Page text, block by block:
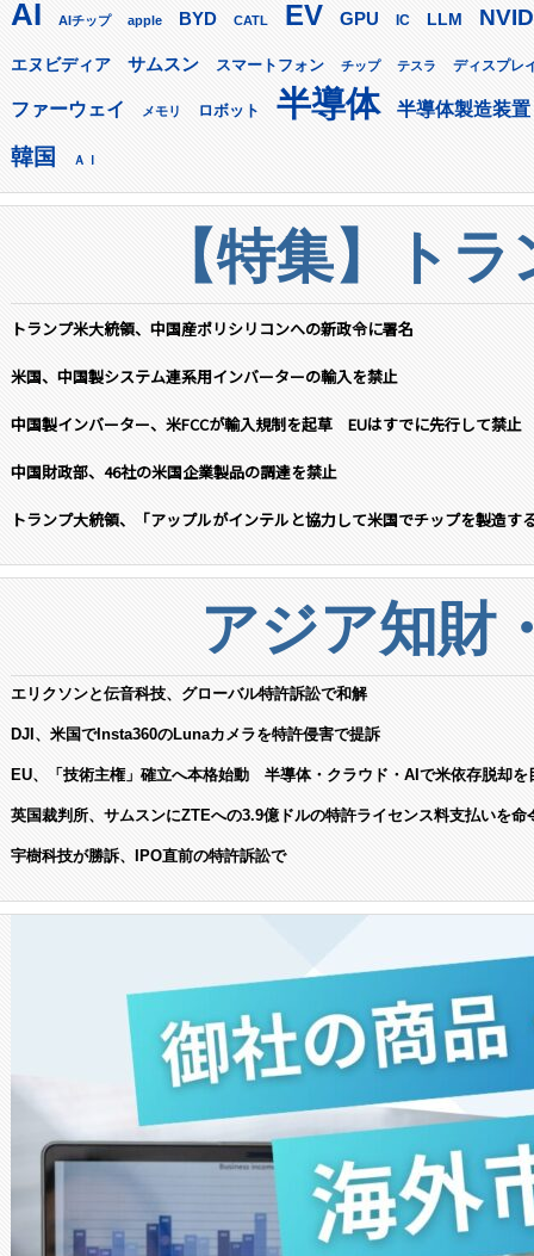
AI AIチップ apple BYD CATL EV GPU IC LLM
エヌビディア サムスン スマートフォン チップ テスラ ディスプレ
ファーウェイ メモリ ロボット 半導体 半導体製造装置
韓国 ＡＩ
【特集】ト
トランプ米大統領、中国産ポリシリコンへの新政令に署名
米国、中国製システム連系用インバーターの輸入を禁止
中国製インバーター、米FCCが輸入規制を起草 EUはすでに先行して禁止
中国財政部、46社の米国企業製品の調達を禁止
トランプ大統領、「アップルがインテルと協力して米国でチップを製造す
アジア知財
エリクソンと伝音科技、グローバル特許訴訟で和解
DJI、米国でInsta360のLunaカメラを特許侵害で提訴
EU、「技術主権」確立へ本格始動 半導体・クラウド・AIで米依存脱却を
英国裁判所、サムスンにZTEへの3.9億ドルの特許ライセンス料支払いを命
宇樹科技が勝訴、IPO直前の特許訴訟で